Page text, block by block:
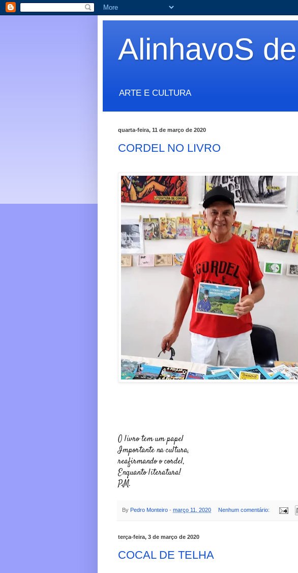
AlinhavoS
ARTE E CULTURA
quarta-feira, 11 de março de 2020
CORDEL NO LIVRO
O livro tem um papel
Importante na cultura,
reafirmando o cordel,
Enquanto literatura!
P.M.
By Pedro Monteiro - março 11, 2020 Nenhum comentário:
terça-feira, 3 de março de 2020
COCAL DE TELHA